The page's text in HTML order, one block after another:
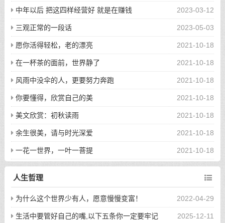
百次的回眸才换来今生的相遇 2023-03-12
中年以后 把这四样经营好 就是在赚钱
2023-05-03
三观正常的一段话
2021-10-18
愿你活得轻松，老的漂亮
2021-10-18
在一杯茶的面前，世界静了
2021-10-18
风雨中没伞的人，更要努力奔跑
2021-10-18
你要懂得，欣赏自己的美
2021-10-18
美文欣赏：初秋读雨
2021-10-18
余生很美，请与时光深爱
2021-10-18
一花一世界，一叶一菩提
人生哲理
2022-04-29
为什么这个世界少有人，愿意慢慢变富！
2025-12-11
生活中要管好自己的嘴,以下五条你一定要牢记